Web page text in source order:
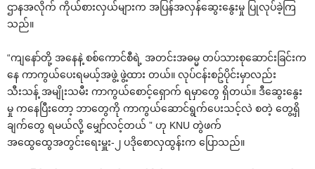
ဌာနအလိုက် ကိုယ်စားလှယ်များက အပြန်အလှန်ဆွေးနွေးမှု ပြုလုပ်ခဲ့ကြ
သည်။
“ကျနော်တို့ အနေနဲ့ စစ်ကောင်စီရဲ့ အတင်းအဓမ္မ တပ်သားစုဆောင်းခြင်းက
နေ ကာကွယ်ပေးရမယ့်အဖွဲ့ ဖွဲ့ထား တယ်။ လုပ်ငန်းစဥ်ပိုင်းမှာလည်း
သီးသန့် အမျိုးသမီး ကာကွယ်စောင့်ရှောက် ရမှာတွေ ရှိတယ်။ ဒီဆွေးနွေး
မှု ကနေပြီးတော့ ဘာတွေကို ကာကွယ်ဆောင်ရွက်ပေးသင့်လဲ စတဲ့ တွေ့ရှိ
ချက်တွေ ရမယ်လို့ မျှော်လင့်တယ် ” ဟု KNU တွဲဖက်
အထွေထွေအတွင်းရေးမှူး-၂ ပဒိုစောလှထွန်းက ပြောသည်။